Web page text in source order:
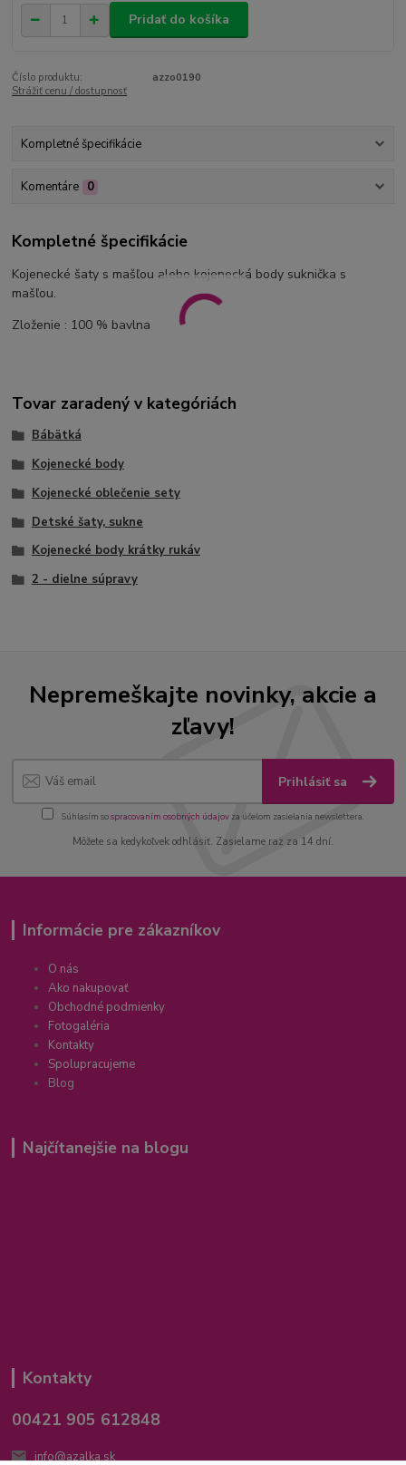
Pridať do košíka
Číslo produktu:
azzo0190
Strážiť cenu / dostupnosť
Kompletné špecifikácie
Komentáre 0
Kompletné špecifikácie
Kojenecké šaty s mašľou alebo kojenecká body suknička s
mašľou.
Zloženie : 100 % bavlna
Tovar zaradený v kategóriách
Bábätká
Kojenecké body
Kojenecké oblečenie sety
Detské šaty, sukne
Kojenecké body krátky rukáv
2 - dielne súpravy
Nepremeškajte novinky, akcie a
zľavy!
Prihlásiť sa
Súhlasím sospracovaním osobných údajov za účelom zasielania newslettera.
Môžete sa kedykoľvek odhlásiť. Zasielame raz za 14 dní.
Informácie pre zákazníkov
O nás
Ako nakupovať
Obchodné podmienky
Fotogaléria
Kontakty
Spolupracujeme
Blog
Najčítanejšie na blogu
Kontakty
00421 905 612848
info@azalka.sk